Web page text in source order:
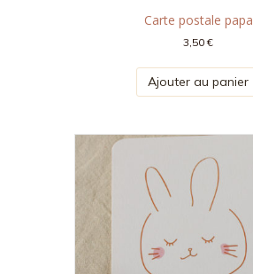
Carte postale papa
3,50€
Ajouter au panier